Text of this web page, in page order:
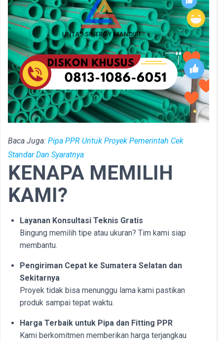
Baca Juga: Pipa PPR Untuk Proyek Pemerintah Cek
Standar Dan Syaratnya
KENAPA MEMILIH
KAMI?
Layanan Konsultasi Teknis Gratis
Bingung memilih tipe atau ukuran? Tim kami siap
membantu.
Pengiriman Cepat ke Sumatera Selatan dan
Sekitarnya
Proyek tidak bisa menunggu lama kami pastikan
produk sampai tepat waktu.
Harga Terbaik untuk Pipa dan Fitting PPR
Kami berkomitmen memberikan harga terjangkau